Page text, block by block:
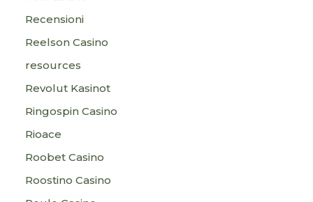
Recensioni
Reelson Casino
resources
Revolut Kasinot
Ringospin Casino
Rioace
Roobet Casino
Roostino Casino